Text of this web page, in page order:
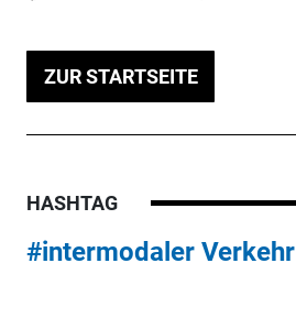
ZUR STARTSEITE
HASHTAG
#intermodaler Verkehr